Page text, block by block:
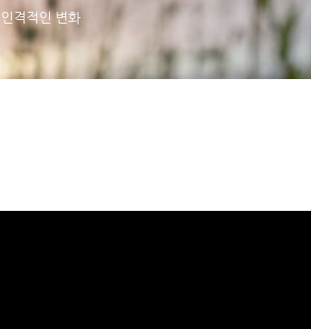
격적인 변화